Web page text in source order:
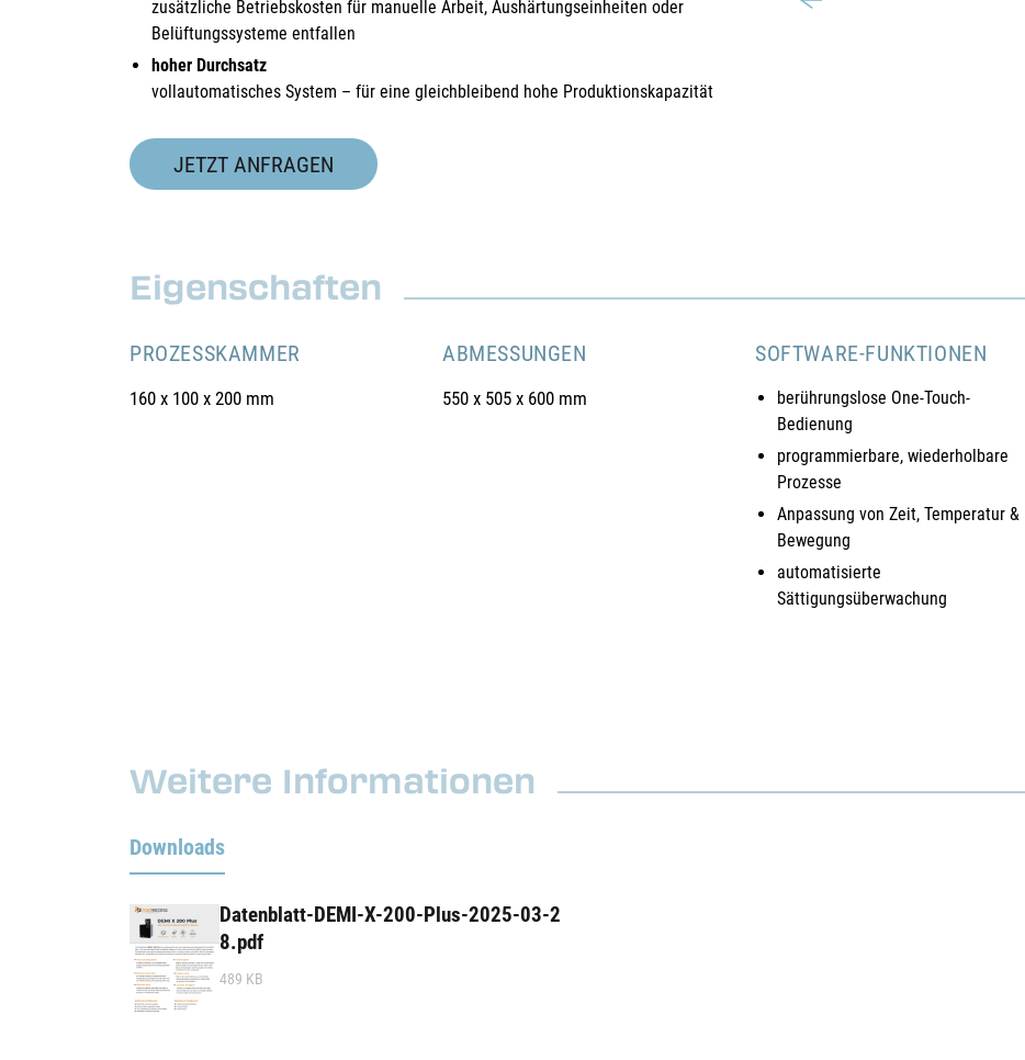
zusätzliche Betriebskosten für manuelle Arbeit, Aushärtungseinheiten oder
Belüftungssysteme entfallen
hoher Durchsatz
vollautomatisches System – für eine gleichbleibend hohe Produktionskapazität
JETZT ANFRAGEN
Eigenschaften
PROZESSKAMMER
160 x 100 x 200 mm
ABMESSUNGEN
550 x 505 x 600 mm
SOFTWARE-FUNKTIONEN
berührungslose One-Touch-
Bedienung
programmierbare, wiederholbare
Prozesse
Anpassung von Zeit, Temperatur &
Bewegung
automatisierte
Sättigungsüberwachung
Weitere Informationen
Downloads
Datenblatt-DEMI-X-200-Plus-2025-03-2
8.pdf
489 KB